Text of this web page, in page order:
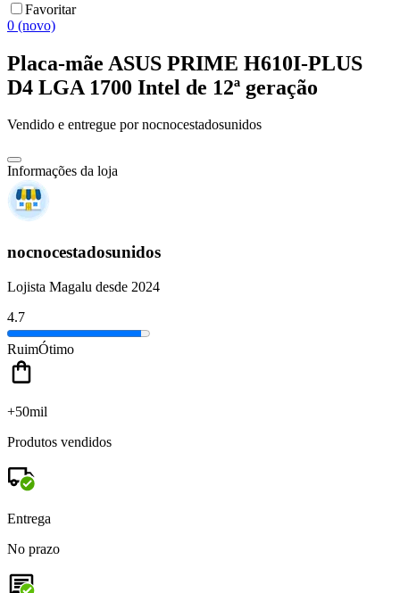
Favoritar
0 (novo)
Placa-mãe ASUS PRIME H610I-PLUS
D4 LGA 1700 Intel de 12ª geração
Vendido e entregue por nocnocestadosunidos
Informações da loja
nocnocestadosunidos
Lojista Magalu desde 2024
4.7
RuimÓtimo
+50mil
Produtos vendidos
Entrega
No prazo